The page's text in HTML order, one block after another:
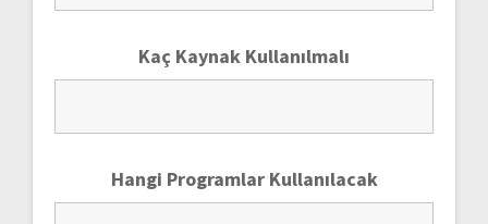
Kaç Kaynak Kullanılmalı
Hangi Programlar Kullanılacak